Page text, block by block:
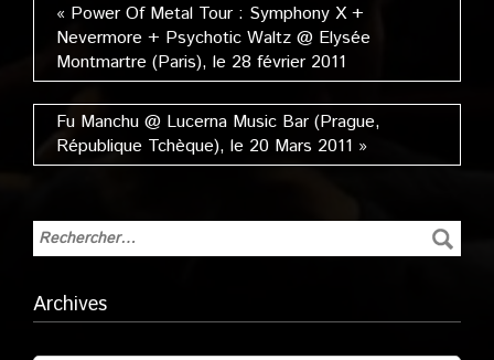
« Power Of Metal Tour : Symphony X +
Nevermore + Psychotic Waltz @ Elysée
Montmartre (Paris), le 28 février 2011
Fu Manchu @ Lucerna Music Bar (Prague,
République Tchèque), le 20 Mars 2011 »
Archives